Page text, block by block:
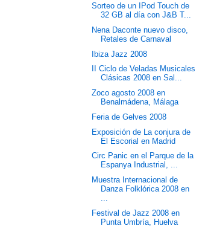
Sorteo de un IPod Touch de
32 GB al día con J&B T...
Nena Daconte nuevo disco,
Retales de Carnaval
Ibiza Jazz 2008
II Ciclo de Veladas Musicales
Clásicas 2008 en Sal...
Zoco agosto 2008 en
Benalmádena, Málaga
Feria de Gelves 2008
Exposición de La conjura de
El Escorial en Madrid
Circ Panic en el Parque de la
Espanya Industrial, ...
Muestra Internacional de
Danza Folklórica 2008 en
...
Festival de Jazz 2008 en
Punta Umbría, Huelva